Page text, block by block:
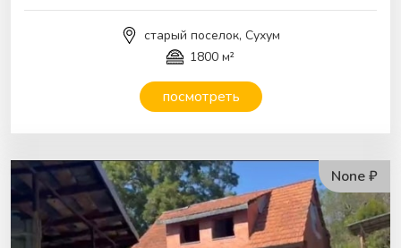
старый поселок, Сухум
1800 м²
посмотреть
None ₽